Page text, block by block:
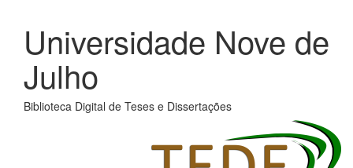
Universidade Nove de
Julho
Biblioteca Digital de Teses e Dissertações